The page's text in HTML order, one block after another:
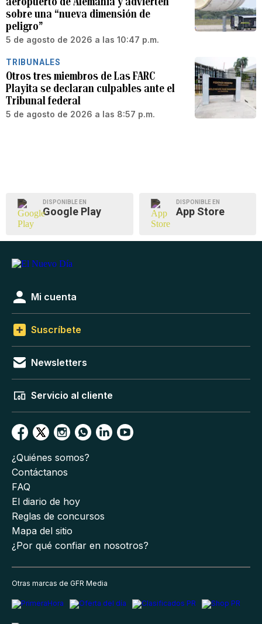
sobre una “nueva dimensión de
peligro”
5 de agosto de 2026 a las 10:47 p.m.
TRIBUNALES
Otros tres miembros de Las FARC
Playita se declaran culpables ante el
Tribunal federal
5 de agosto de 2026 a las 8:57 p.m.
DISPONIBLE EN
Google Play
DISPONIBLE EN
App Store
Mi cuenta
Suscríbete
Newsletters
Servicio al cliente
¿Quiénes somos?
Contáctanos
FAQ
El diario de hoy
Reglas de concursos
Mapa del sitio
¿Por qué confiar en nosotros?
Otras marcas de GFR Media